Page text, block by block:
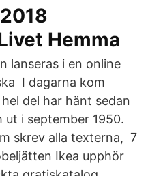
Hemma
lanseras i en online
I dagarna kom
del har hänt sedan
i september 1950.
skrev alla texterna, 7
Ikea upphör